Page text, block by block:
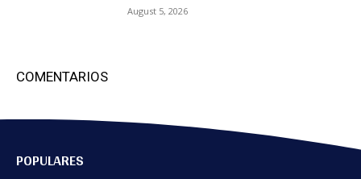
August 5, 2026
COMENTARIOS
POPULARES